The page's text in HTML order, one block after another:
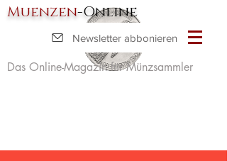
Muenzen-Online
Das Online-Magazin für Münzsammler
Newsletter abbonieren